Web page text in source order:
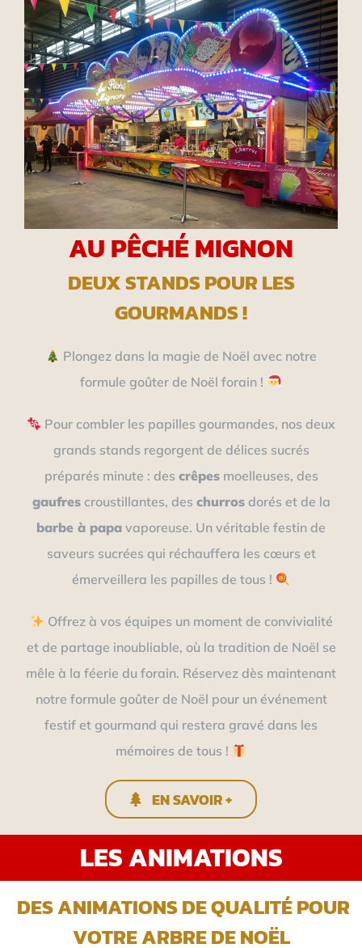
AU PÊCHÉ MIGNON
DEUX STANDS POUR LES
GOURMANDS !
Plongez dans la magie de Noël avec notre
formule goûter de Noël forain !
Pour combler les papilles gourmandes, nos deux
grands stands regorgent de délices sucrés
préparés minute : des crêpesmoelleuses, des
gaufrescroustillantes, des churrosdorés et de la
barbe à papa vaporeuse. Un véritable festin de
saveurs sucrées qui réchauffera les cœurs et
émerveillera les papilles de tous !
Offrez à vos équipes un moment de convivialité
et de partage inoubliable, où la tradition de Noël se
mêle à la féerie du forain. Réservez dès maintenant
notre formule goûter de Noël pour un événement
festif et gourmand qui restera gravé dans les
mémoires de tous !
EN SAVOIR +
LES ANIMATIONS
DES ANIMATIONS DE QUALITÉ POUR
VOTRE ARBRE DE NOËL